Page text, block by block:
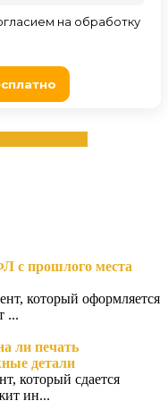
с прошлого места
который оформляется
...
ли печать
детали
который сдается
ин...